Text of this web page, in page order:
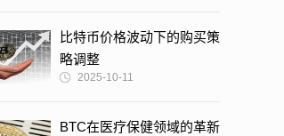
比特币价格波动下的购买策
略调整
2025-10-11
BTC在医疗保健领域的革新